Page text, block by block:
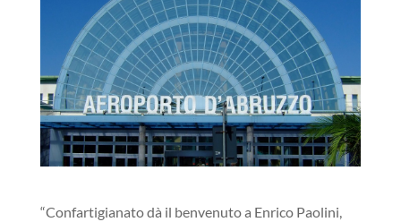
“Confartigianato dà il benvenuto a Enrico Paolini,